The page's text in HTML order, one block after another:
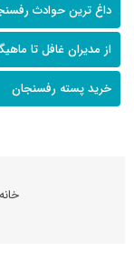
داغ ترین حوادث
از مدیران غافل تا
خرید پسته رفسنجان
خانه